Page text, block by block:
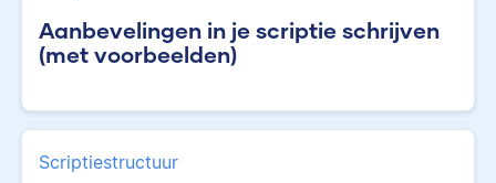
Aanbevelingen in je scriptie schrijven
(met voorbeelden)
Scriptiestructuur